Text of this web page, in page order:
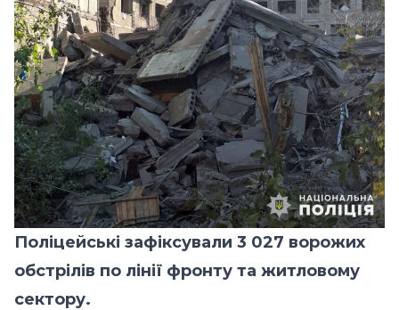
Поліцейські зафіксували 3 027 ворожих
обстрілів по лінії фронту та житловому
сектору.